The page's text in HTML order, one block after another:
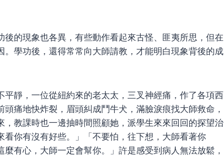
的現象也各異，有些動作看起來古怪、匪夷所思，但在
。學功後，還得常常向大師請教，才能明白現象背後的成
靜，一位從紐約來的老太太，三叉神經痛，作了各項西
痛地快炸裂，眉頭糾成鬥牛犬，滿臉淚痕找大師救命，
，教課時也一邊抽時間照顧她，派學生來來回回的探望治
你有沒有好些。」「不要怕，往下想，大師看著你
有心，大師一定會幫你。」許是感受到病人無法放鬆，